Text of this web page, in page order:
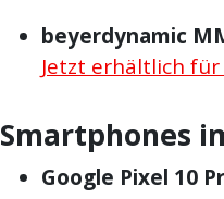
beyerdynamic
Jetzt erhältlich
Smartphones
Google Pixel 10